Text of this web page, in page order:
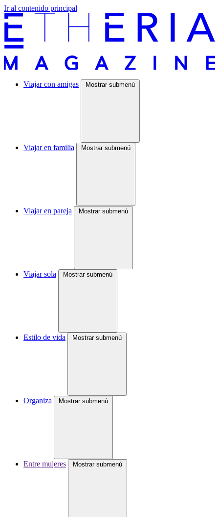
Ir al contenido principal
Viajar con amigas Mostrar submenú
Viajar en familia Mostrar submenú
Viajar en pareja Mostrar submenú
Viajar sola Mostrar submenú
Estilo de vida Mostrar submenú
Organiza Mostrar submenú
Entre mujeres Mostrar submenú